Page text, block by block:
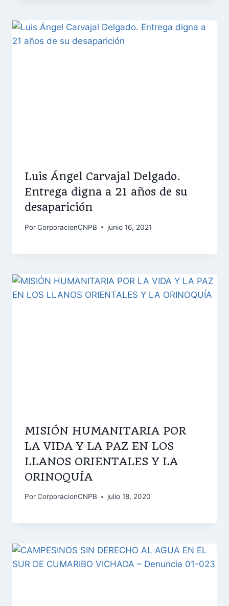
Luis Ángel Carvajal Delgado.
Entrega digna a 21 años de su
desaparición
PorCorporacionCNPB junio 16, 2021
MISIÓN HUMANITARIA POR
LA VIDA Y LA PAZ EN LOS
LLANOS ORIENTALES Y LA
ORINOQUÍA
PorCorporacionCNPB julio 18, 2020